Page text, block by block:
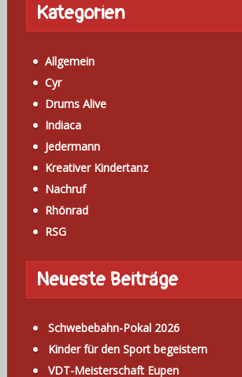
Kategorien
Allgemein
Cyr
Drums Alive
Indiaca
Jedermann
Kreativer Kindertanz
Nachruf
Rhönrad
RSG
Neueste Beiträge
Schwebebahn-Pokal 2026
Kinder für den Sport begeistern
VDT-Meisterschaft Eupen